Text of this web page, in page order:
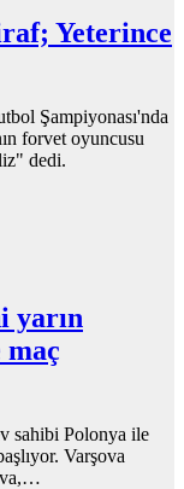
Yeterince
Şampiyonası'nda
forvet oyuncusu
dedi.
yarın
maç
sahibi Polonya ile
Varşova